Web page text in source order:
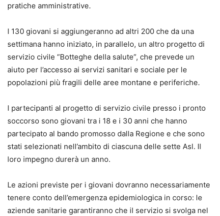
pratiche amministrative.
I 130 giovani si aggiungeranno ad altri 200 che da una
settimana hanno iniziato, in parallelo, un altro progetto di
servizio civile “Botteghe della salute”, che prevede un
aiuto per l’accesso ai servizi sanitari e sociale per le
popolazioni più fragili delle aree montane e periferiche.
I partecipanti al progetto di servizio civile presso i pronto
soccorso sono giovani tra i 18 e i 30 anni che hanno
partecipato al bando promosso dalla Regione e che sono
stati selezionati nell’ambito di ciascuna delle sette Asl. Il
loro impegno durerà un anno.
Le azioni previste per i giovani dovranno necessariamente
tenere conto dell’emergenza epidemiologica in corso: le
aziende sanitarie garantiranno che il servizio si svolga nel